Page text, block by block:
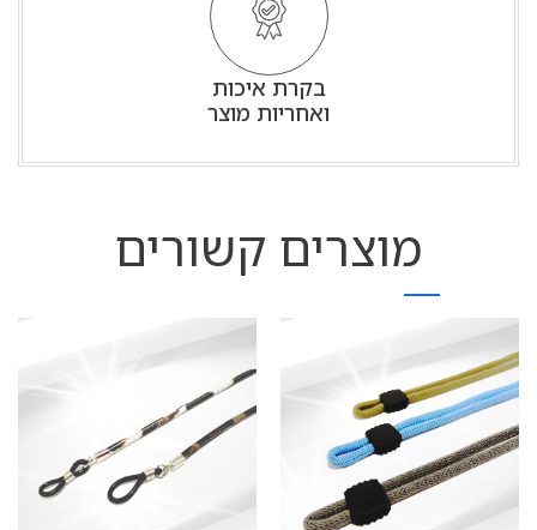
בקרת איכות
ואחריות מוצר
מוצרים קשורים